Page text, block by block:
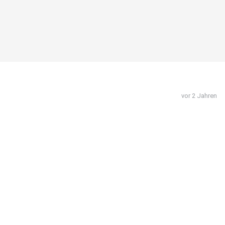
vor 2 Jahren